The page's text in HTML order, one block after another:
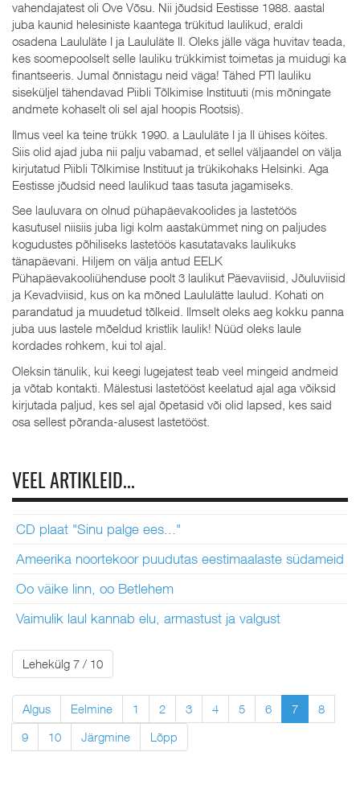
vahendajatest oli Ove Võsu. Nii jõudsid Eestisse 1988. aastal
juba kaunid helesiniste kaantega trükitud laulikud, eraldi
osadena Laululäte I ja Laululäte II. Oleks jälle väga huvitav teada,
kes soomepoolselt selle lauliku trükkimist toimetas ja muidugi ka
finantseeris. Jumal õnnistagu neid väga! Tähed PTI lauliku
siseküljel tähendavad Piibli Tõlkimise Instituuti (mis mõningate
andmete kohaselt oli sel ajal hoopis Rootsis).
Ilmus veel ka teine trükk 1990. a Laululäte I ja II ühises köites.
Siis olid ajad juba nii palju vabamad, et sellel väljaandel on välja
kirjutatud Piibli Tõlkimise Instituut ja trükikohaks Helsinki. Aga
Eestisse jõudsid need laulikud taas tasuta jagamiseks.
See lauluvara on olnud pühapäevakoolides ja lastetöös
kasutusel niisiis juba ligi kolm aastakümmet ning on paljudes
kogudustes põhiliseks lastetöös kasutatavaks laulikuks
tänapäevani. Hiljem on välja antud EELK
Pühapäevakooliühenduse poolt 3 laulikut Päevaviisid, Jõuluviisid
ja Kevadviisid, kus on ka mõned Laululätte laulud. Kohati on
parandatud ja muudetud tõlkeid. Ilmselt oleks aeg kokku panna
juba uus lastele mõeldud kristlik laulik! Nüüd oleks laule
kordades rohkem, kui tol ajal.
Oleksin tänulik, kui keegi lugejatest teab veel mingeid andmeid
ja võtab kontakti. Mälestusi lastetööst keelatud ajal aga võiksid
kirjutada paljud, kes sel ajal õpetasid või olid lapsed, kes said
osa sellest põranda-alusest lastetööst.
VEEL ARTIKLEID...
CD plaat "Sinu palge ees..."
Ameerika noortekoor puudutas eestimaalaste südameid
Oo väike linn, oo Betlehem
Vaimulik laul kannab elu, armastust ja valgust
Lehekülg 7 / 10
Algus Eelmine 1 2 3 4 5 6 7
8
9
10 Järgmine Lõpp